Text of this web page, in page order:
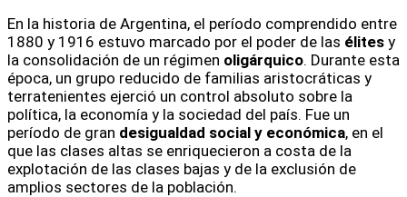
En la historia de Argentina, el período comprendido entre
1880 y 1916 estuvo marcado por el poder de las élites y
la consolidación de un régimen oligárquico. Durante esta
época, un grupo reducido de familias aristocráticas y
terratenientes ejerció un control absoluto sobre la
política, la economía y la sociedad del país. Fue un
período de gran desigualdad social y económica, en el
que las clases altas se enriquecieron a costa de la
explotación de las clases bajas y de la exclusión de
amplios sectores de la población.